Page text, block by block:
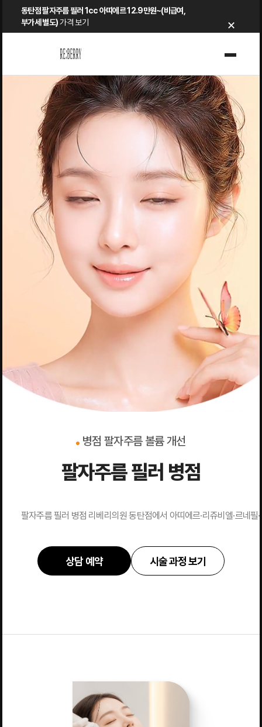
동탄점 팔자주름 필러 1cc 아띠에르 12.9만원~(비급여,
부가세 별도) 가격 보기 ×
병점 팔자주름 볼륨 개선
팔자주름 필러 병점
팔자주름 필러 병점 리베리의원 동탄점에서 아띠에르·리쥬비엘·르네
상담 예약 시술 과정 보기